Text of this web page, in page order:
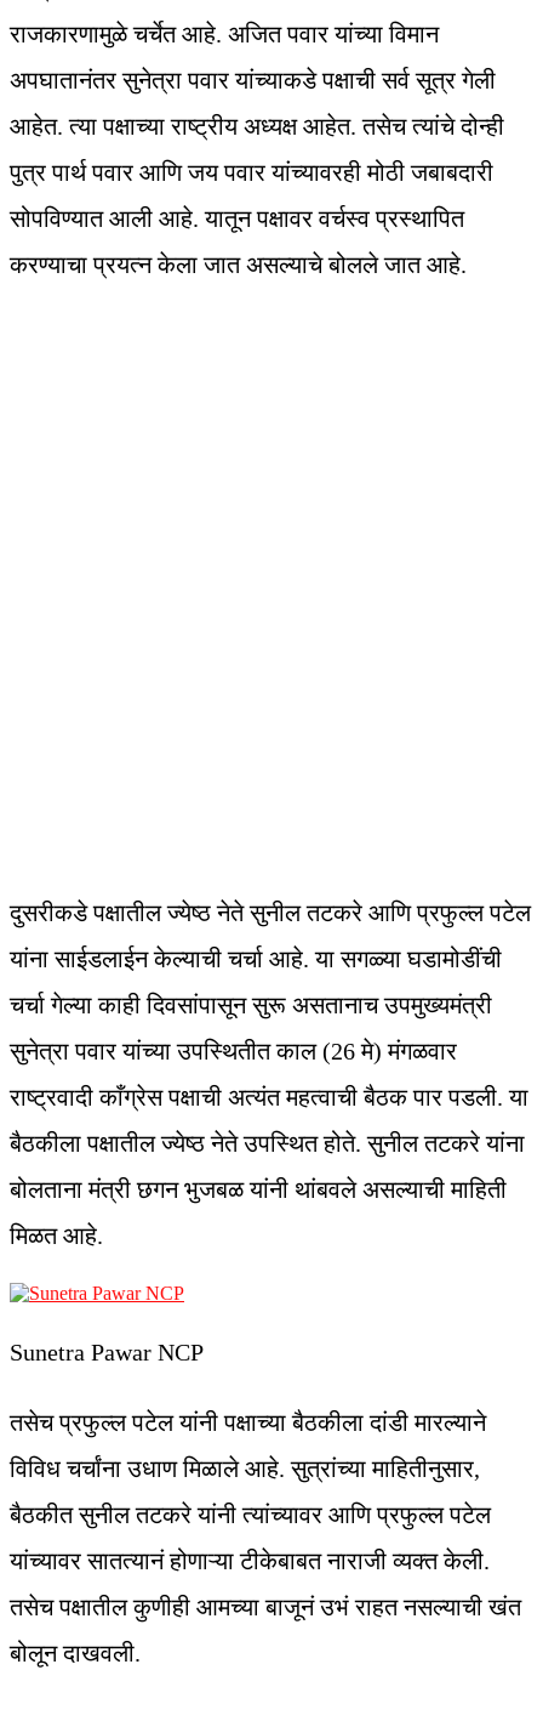
राजकारणामुळे चर्चेत आहे. अजित पवार यांच्या विमान
अपघातानंतर सुनेत्रा पवार यांच्याकडे पक्षाची सर्व सूत्र गेली
आहेत. त्या पक्षाच्या राष्ट्रीय अध्यक्ष आहेत. तसेच त्यांचे दोन्ही
पुत्र पार्थ पवार आणि जय पवार यांच्यावरही मोठी जबाबदारी
सोपविण्यात आली आहे. यातून पक्षावर वर्चस्व प्रस्थापित
करण्याचा प्रयत्न केला जात असल्याचे बोलले जात आहे.
दुसरीकडे पक्षातील ज्येष्ठ नेते सुनील तटकरे आणि प्रफुल्ल पटेल
यांना साईडलाईन केल्याची चर्चा आहे. या सगळ्या घडामोडींची
चर्चा गेल्या काही दिवसांपासून सुरू असतानाच उपमुख्यमंत्री
सुनेत्रा पवार यांच्या उपस्थितीत काल (26 मे) मंगळवार
राष्ट्रवादी काँग्रेस पक्षाची अत्यंत महत्वाची बैठक पार पडली. या
बैठकीला पक्षातील ज्येष्ठ नेते उपस्थित होते. सुनील तटकरे यांना
बोलताना मंत्री छगन भुजबळ यांनी थांबवले असल्याची माहिती
मिळत आहे.
Sunetra Pawar NCP
तसेच प्रफुल्ल पटेल यांनी पक्षाच्या बैठकीला दांडी मारल्याने
विविध चर्चांना उधाण मिळाले आहे. सुत्रांच्या माहितीनुसार,
बैठकीत सुनील तटकरे यांनी त्यांच्यावर आणि प्रफुल्ल पटेल
यांच्यावर सातत्यानं होणाऱ्या टीकेबाबत नाराजी व्यक्त केली.
तसेच पक्षातील कुणीही आमच्या बाजूनं उभं राहत नसल्याची खंत
बोलून दाखवली.